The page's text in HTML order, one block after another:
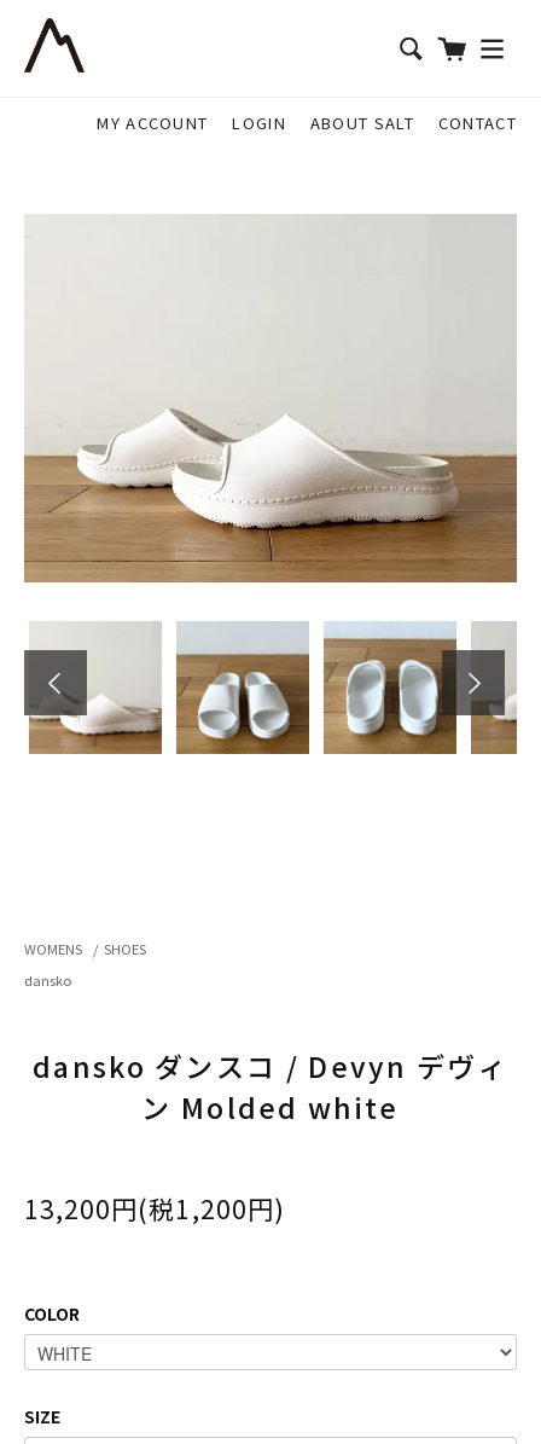
MY ACCOUNT LOGIN ABOUT SALT CONTACT
WOMENS / SHOES
dansko
dansko ダンスコ / Devyn デヴィ
ン Molded white
13,200円(税1,200円)
COLOR
SIZE